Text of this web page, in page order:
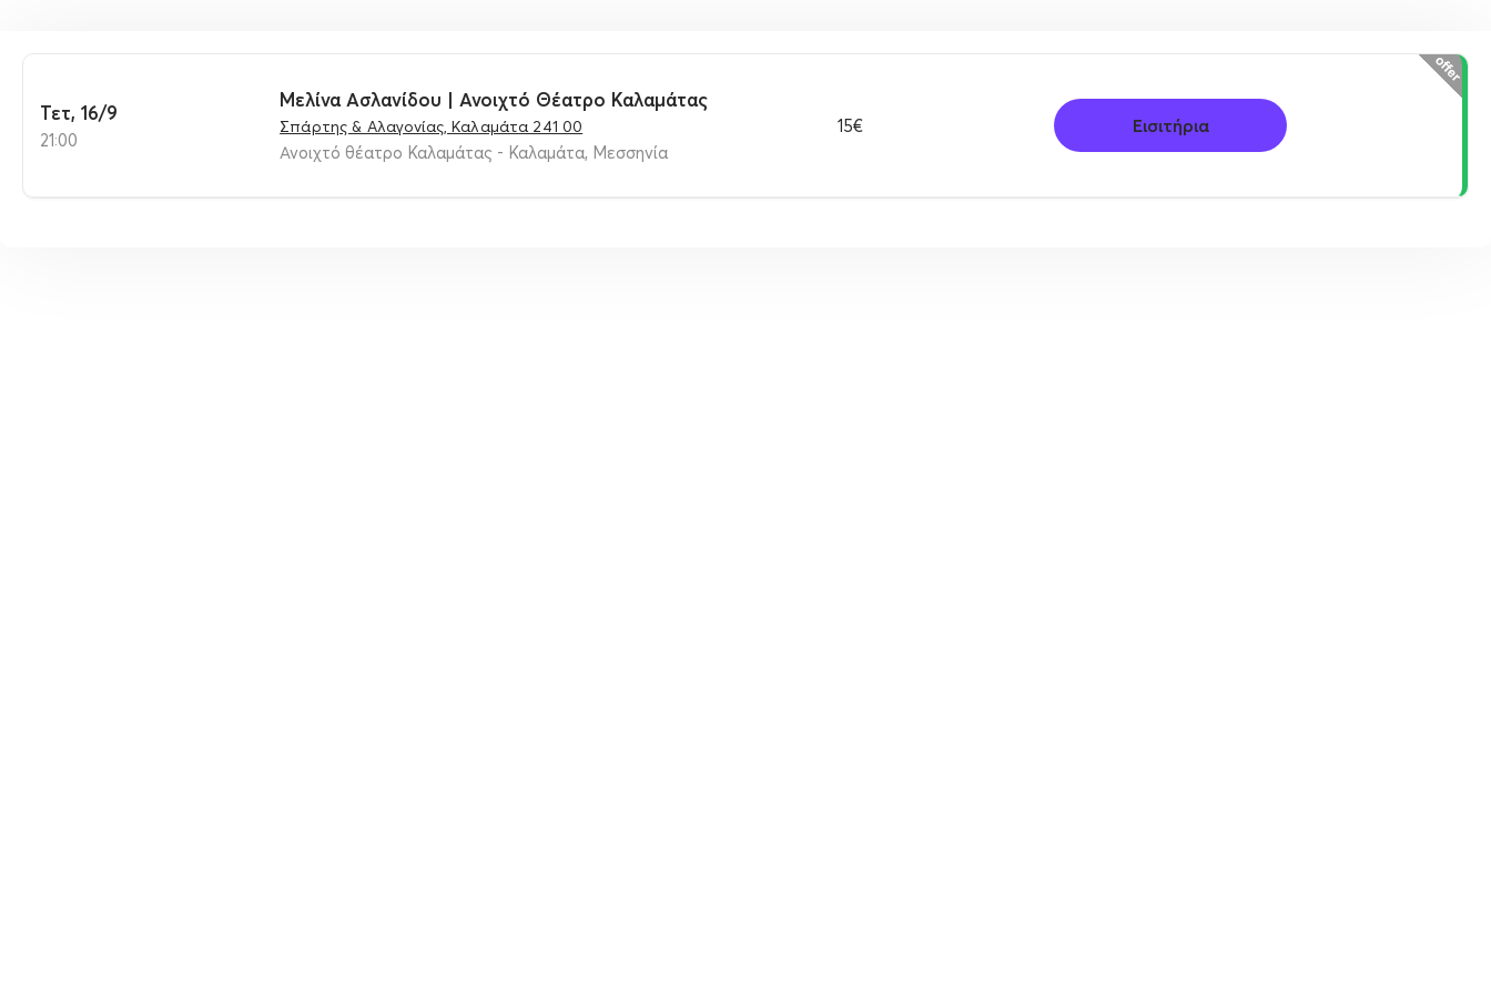
Τετ, 16/9
21:00
Μελίνα Ασλανίδου | Ανοιχτό Θέατρο Καλαμάτας
Σπάρτης & Αλαγονίας, Καλαμάτα 241 00
Ανοιχτό θέατρο Καλαμάτας - Καλαμάτα, Μεσσηνία
15€ Εισιτήρια